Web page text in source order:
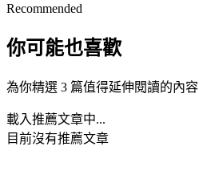
Recommended
你可能也喜歡
為你精選 3 篇值得延伸閱讀的內容
載入推薦文章中...
目前沒有推薦文章